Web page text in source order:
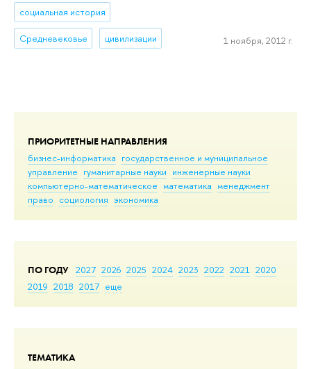
ПРИОРИТЕТНЫЕ НАПРАВЛЕНИЯ
бизнес-информатика государственное и муниципальное
управление гуманитарные науки инженерные науки
компьютерно-математическое математика менеджмент
право социология экономика
ПО ГОДУ 2027 2026 2025 2024 2023 2022 2021 2020
2019 2018 2017 еще
ТЕМАТИКА
социальная история
Средневековье цивилизации 1 ноября, 2012 г.